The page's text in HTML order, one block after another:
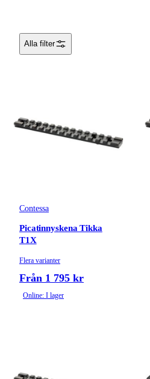
Alla filter
Contessa
Picatinnyskena Tikka
T1X
Flera varianter
Från 1 795 kr
Online: I lager